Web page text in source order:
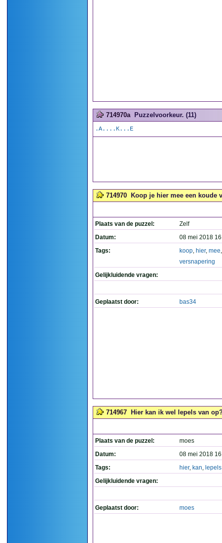
714970a Puzzelvoorkeur. (11)
.A....K...E
714970 Koop je hier mee een koude
Plaats van de puzzel:
Zelf
Datum:
08 mei 2018
Tags:
koop, hier, mee
versnapering
Gelijkluidende vragen:
Geplaatst door: bas34
714967 Hier kan ik wel lepels van
Plaats van de puzzel:
moes
Datum:
08 mei 2018
Tags:
hier, kan, lepels
Gelijkluidende vragen:
Geplaatst door: moes